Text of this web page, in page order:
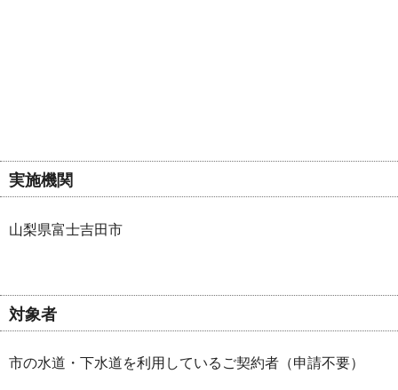
実施機関
山梨県富士吉田市
対象者
市の水道・下水道を利用しているご契約者（申請不要）